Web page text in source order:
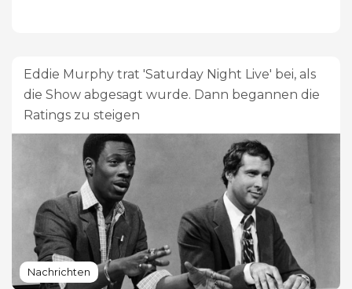
Eddie Murphy trat 'Saturday Night Live' bei, als
die Show abgesagt wurde. Dann begannen die
Ratings zu steigen
Nachrichten